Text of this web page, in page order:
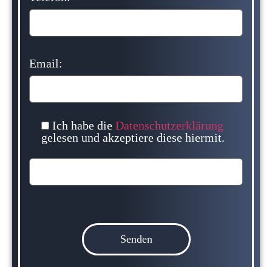
Email:
Ich habe die Datenschutzerklärung
gelesen und akzeptiere diese hiermit.